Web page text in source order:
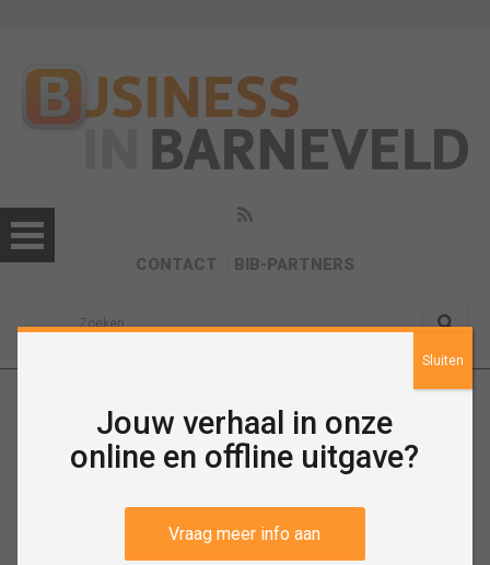
CONTACT BIB-PARTNERS
sisea.search
NieuwsJouw verhaal in onze
online en offline uitgave?
Vraag meer info aan
Sluiten